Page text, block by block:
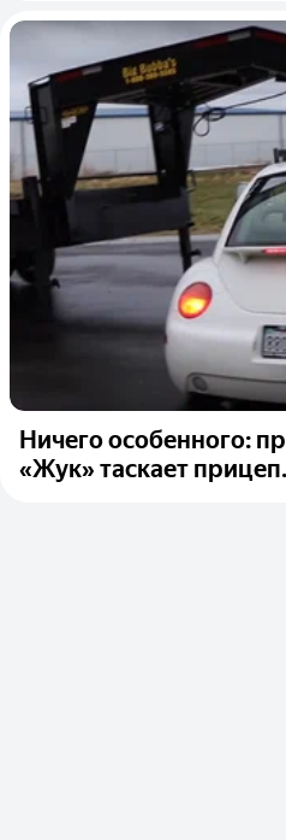
Ничего особенного:
«Жук» таскает